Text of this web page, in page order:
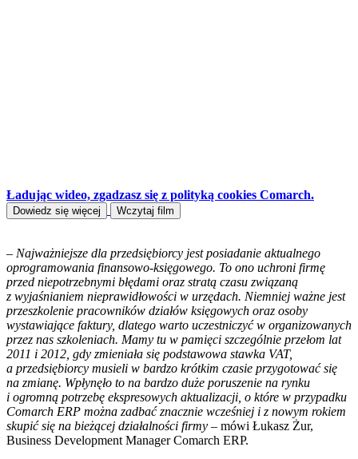
Ładując wideo, zgadzasz się z polityką cookies Comarch.
Dowiedz się więcej Wczytaj film
– Najważniejsze dla przedsiębiorcy jest posiadanie aktualnego
oprogramowania finansowo-księgowego. To ono uchroni firmę
przed niepotrzebnymi błędami oraz stratą czasu związaną
z wyjaśnianiem nieprawidłowości w urzędach. Niemniej ważne jest
przeszkolenie pracowników działów księgowych oraz osoby
wystawiające faktury, dlatego warto uczestniczyć w organizowanych
przez nas szkoleniach. Mamy tu w pamięci szczególnie przełom lat
2011 i 2012, gdy zmieniała się podstawowa stawka VAT,
a przedsiębiorcy musieli w bardzo krótkim czasie przygotować się
na zmianę. Wpłynęło to na bardzo duże poruszenie na rynku
i ogromną potrzebę ekspresowych aktualizacji, o które w przypadku
Comarch ERP można zadbać znacznie wcześniej i z nowym rokiem
skupić się na bieżącej działalności firmy – mówi Łukasz Żur,
Business Development Manager Comarch ERP.